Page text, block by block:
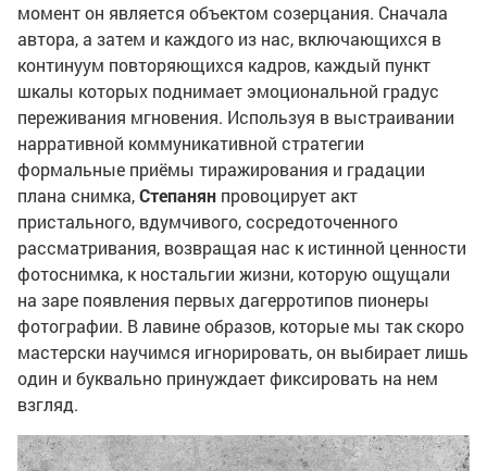
момент он является объектом созерцания. Сначала
автора, а затем и каждого из нас, включающихся в
континуум повторяющихся кадров, каждый пункт
шкалы которых поднимает эмоциональной градус
переживания мгновения. Используя в выстраивании
нарративной коммуникативной стратегии
формальные приёмы тиражирования и градации
плана снимка,Степанян провоцирует акт
пристального, вдумчивого, сосредоточенного
рассматривания, возвращая нас к истинной ценности
фотоснимка, к ностальгии жизни, которую ощущали
на заре появления первых дагерротипов пионеры
фотографии. В лавине образов, которые мы так скоро
мастерски научимся игнорировать, он выбирает лишь
один и буквально принуждает фиксировать на нем
взгляд.